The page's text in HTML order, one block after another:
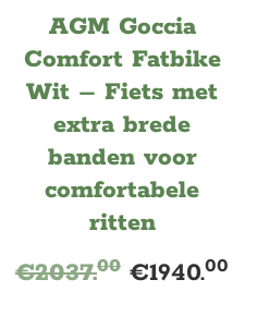
AGM Goccia
Comfort Fatbike
Wit – Fiets met
extra brede
banden voor
comfortabele
ritten
€2037.00 €1940.00